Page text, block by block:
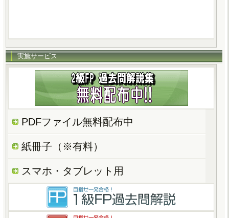
実施サービス
PDFファイル無料配布中
紙冊子（※有料）
スマホ・タブレット用